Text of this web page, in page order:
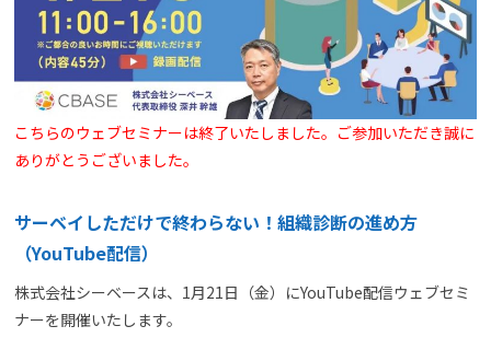
よくある質問
資料請求(無料) お見積もり依頼
こちらのウェブセミナーは終了いたしました。ご参加いただき誠に
ありがとうございました。
サーベイしただけで終わらない！組織診断の進め方
（YouTube配信）
株式会社シーベースは、1月21日（金）にYouTube配信ウェブセミ
ナーを開催いたします。